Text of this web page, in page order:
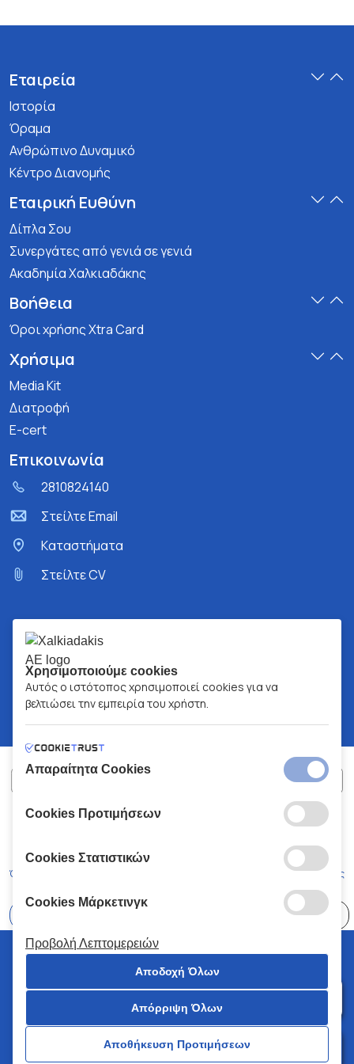
Εταιρεία
Ιστορία
Όραμα
Ανθρώπινο Δυναμικό
Κέντρο Διανομής
Εταιρική Ευθύνη
Δίπλα Σου
Συνεργάτες από γενιά σε γενιά
Ακαδημία Χαλκιαδάκης
Βοήθεια
Όροι χρήσης Xtra Card
Χρήσιμα
Media Kit
Διατροφή
E-cert
Επικοινωνία
2810824140
Στείλτε Email
Kαταστήματα
Στείλτε CV
ΧΑΛΚΙΑΔΑΚΗΣ Α.Ε.
Όροι και Προϋποθέσεις Κώδικας Δεοντολογίας
© 2026 Χαλκιαδάκης all rights reserved
Χρησιμοποιούμε cookies
Αυτός ο ιστότοπος χρησιμοποιεί cookies για να
βελτιώσει την εμπειρία του χρήστη.
Απαραίτητα Cookies
Cookies Προτιμήσεων
Cookies Στατιστικών
Cookies Μάρκετινγκ
Προβολή Λεπτομερειών
Αποδοχή Όλων
Απόρριψη Όλων
Αποθήκευση Προτιμήσεων